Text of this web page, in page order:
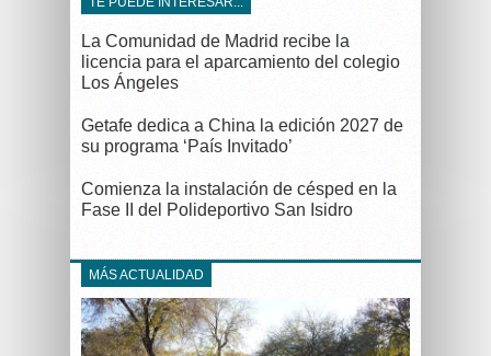
La Comunidad de Madrid recibe la
licencia para el aparcamiento del colegio
Los Ángeles
Getafe dedica a China la edición 2027 de
su programa ‘País Invitado’
Comienza la instalación de césped en la
Fase II del Polideportivo San Isidro
MÁS ACTUALIDAD